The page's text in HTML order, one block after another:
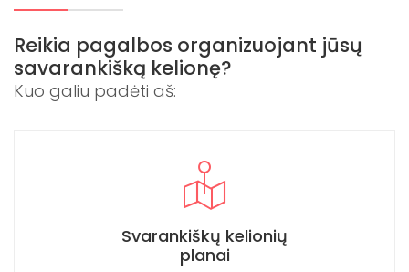
Reikia pagalbos organizuojant jūsų
savarankišką kelionę?
Kuo galiu padėti aš:
Svarankiškų kelionių
planai